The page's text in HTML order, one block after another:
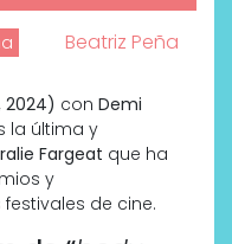
Beatriz Peña
2024) con Demi
la última y
Fargeat que ha
y
de cine.